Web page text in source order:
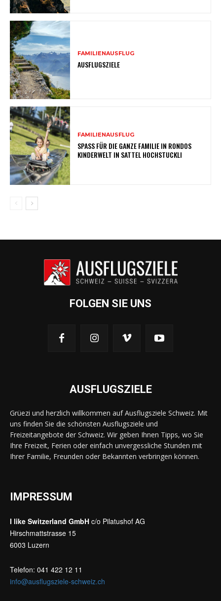
FAMILIENAUSFLUG
AUSFLUGSZIELE
FAMILIENAUSFLUG
SPASS FÜR DIE GANZE FAMILIE IN RONDOS
KINDERWELT IN SATTEL HOCHSTUCKLI
FOLGEN SIE UNS
AUSFLUGSZIELE
Grüezi und herzlich willkommen auf Ausflugsziele Schweiz. Mit
uns finden Sie die schönsten Ausflugsziele und
Freizeitangebote der Schweiz. Wir geben Ihnen Tipps, wo Sie
Ihre Freizeit, Ferien oder einfach unvergessliche Stunden mit
Ihrer Familie, Freunden oder Bekannten verbringen können.
IMPRESSUM
I like Switzerland GmbH c/o Pilatushof AG
Hirschmattstrasse 15
6003 Luzern
Telefon: 041 422 12 11
info@ausflugsziele-schweiz.ch